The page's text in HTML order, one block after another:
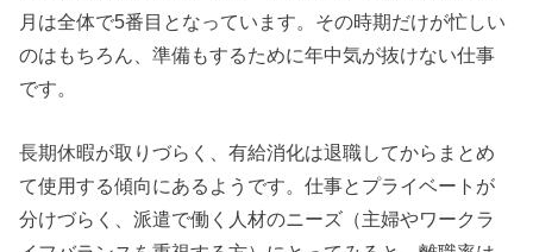
月は全体で5番目となっています。その時期だけが忙しい
のはもちろん、準備もするために年中気が抜けない仕事
です。
長期休暇が取りづらく、有給消化は退職してからまとめ
て使用する傾向にあるようです。仕事とプライベートが
分けづらく、派遣で働く人材のニーズ（主婦やワークラ